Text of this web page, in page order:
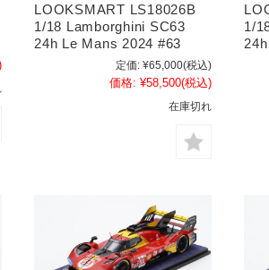
LOOKSMART LS18026B
1/18 Lamborghini SC63
24h Le Mans 2024 #63
定価: ¥65,000(税込)
価格: ¥58,500(税込)
在庫切れ
1/